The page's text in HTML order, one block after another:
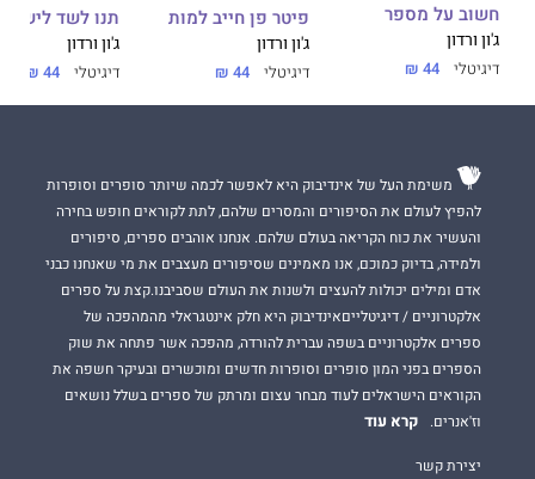
חשוב על מספר
ג'ון ורדון
דיגיטלי 44 ₪
פיטר פן חייב למות
ג'ון ורדון
דיגיטלי 44 ₪
תנו לשד לישון
ג'ון ורדון
דיגיטלי 44 ₪
משימת העל של אינדיבוק היא לאפשר לכמה שיותר סופרים וסופרות
להפיץ לעולם את הסיפורים והמסרים שלהם, לתת לקוראים חופש בחירה
והעשיר את כוח הקריאה בעולם שלהם. אנחנו אוהבים ספרים, סיפורים
ולמידה, בדיוק כמוכם, אנו מאמינים שסיפורים מעצבים את מי שאנחנו כבני
אדם ומילים יכולות להעצים ולשנות את העולם שסביבנו.קצת על ספרים
אלקטרוניים / דיגיטלייםאינדיבוק היא חלק אינטגראלי מהמהפכה של
ספרים אלקטרוניים בשפה עברית להורדה, מהפכה אשר פתחה את שוק
הספרים בפני המון סופרים וסופרות חדשים ומוכשרים ובעיקר חשפה את
הקוראים הישראלים לעוד מבחר עצום ומרתק של ספרים בשלל נושאים
וז'אנרים.
קרא עוד
יצירת קשר